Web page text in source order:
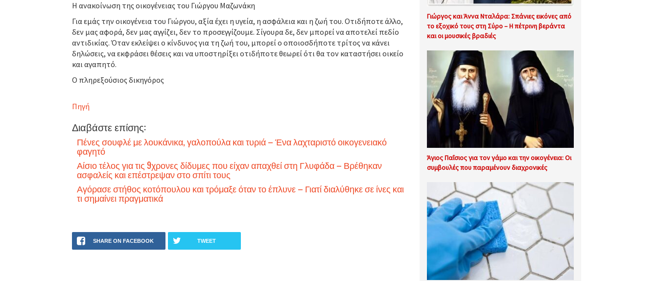
Η ανακοίνωση της οικογένειας του Γιώργου Μαζωνάκη
Για εμάς την οικογένεια του Γιώργου, αξία έχει η υγεία, η ασφάλεια και η ζωή του. Οτιδήποτε άλλο,
δεν μας αφορά, δεν μας αγγίζει, δεν το προσεγγίζουμε. Σίγουρα δε, δεν μπορεί να αποτελεί πεδίο
αντιδικίας. Όταν εκλείψει ο κίνδυνος για τη ζωή του, μπορεί ο οποιοσδήποτε τρίτος να κάνει
δηλώσεις, να εκφράσει θέσεις και να υποστηρίξει οτιδήποτε θεωρεί ότι θα τον καταστήσει οικείο
και αγαπητό.
Ο πληρεξούσιος δικηγόρος
Πηγή
Διαβάστε επίσης:
Πένες σουφλέ με λουκάνικα, γαλοπούλα και τυριά – Ένα λαχταριστό οικογενειακό
φαγητό
Αίσιο τέλος για τις 9χρονες δίδυμες που είχαν απαχθεί στη Γλυφάδα – Βρέθηκαν
ασφαλείς και επέστρεψαν στο σπίτι τους
Αγόρασε στήθος κοτόπουλου και τρόμαξε όταν το έπλυνε – Γιατί διαλύθηκε σε ίνες και
τι σημαίνει πραγματικά
SHARE ON FACEBOOK TWEET
Γιώργος και Άννα Νταλάρα: Σπάνιες εικόνες από
το εξοχικό τους στη Σύρο – Η πέτρινη βεράντα
και οι μουσικές βραδιές
Άγιος Παΐσιος για τον γάμο και την οικογένεια: Οι
συμβουλές που παραμένουν διαχρονικές